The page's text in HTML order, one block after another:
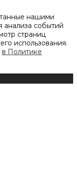
нашими
анализа событий
страниц
использования.
в Политике